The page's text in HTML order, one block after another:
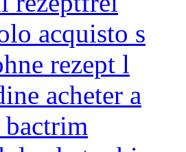
acquisto s
rezept l
acheter a
bactrim